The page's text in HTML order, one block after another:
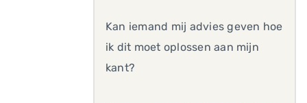
Kan iemand mij advies geven hoe
ik dit moet oplossen aan mijn
kant?